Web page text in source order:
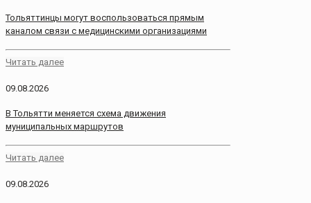
Тольяттинцы могут воспользоваться прямым
каналом связи с медицинскими организациями
Читать далее
09.08.2026
В Тольятти меняется схема движения
муниципальных маршрутов
Читать далее
09.08.2026